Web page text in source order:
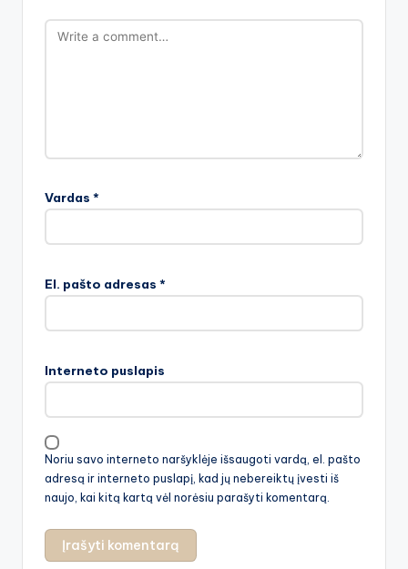
Vardas *
El. pašto adresas *
Interneto puslapis
Noriu savo interneto naršyklėje išsaugoti vardą, el. pašto
adresą ir interneto puslapį, kad jų nebereiktų įvesti iš
naujo, kai kitą kartą vėl norėsiu parašyti komentarą.